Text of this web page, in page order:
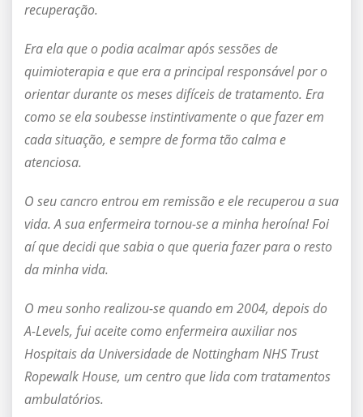
recuperação.
Era ela que o podia acalmar após sessões de
quimioterapia e que era a principal responsável por o
orientar durante os meses difíceis de tratamento. Era
como se ela soubesse instintivamente o que fazer em
cada situação, e sempre de forma tão calma e
atenciosa.
O seu cancro entrou em remissão e ele recuperou a sua
vida. A sua enfermeira tornou-se a minha heroína! Foi
aí que decidi que sabia o que queria fazer para o resto
da minha vida.
O meu sonho realizou-se quando em 2004, depois do
A-Levels, fui aceite como enfermeira auxiliar nos
Hospitais da Universidade de Nottingham NHS Trust
Ropewalk House, um centro que lida com tratamentos
ambulatórios.